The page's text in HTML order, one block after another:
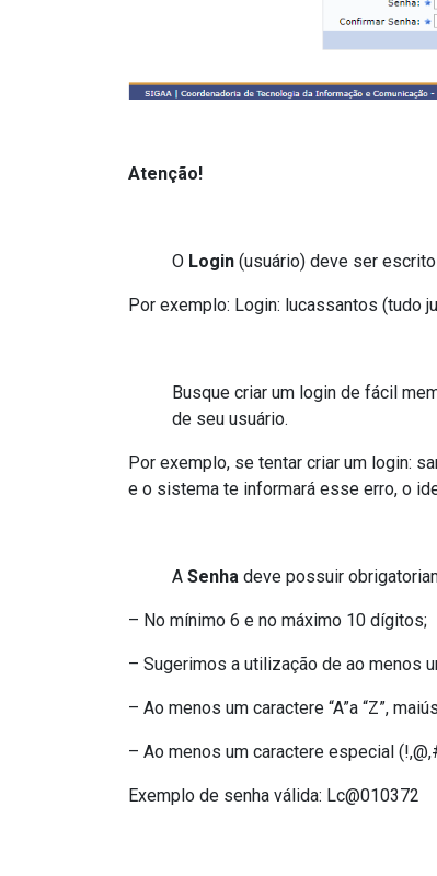
Atenção!
O Login (usuário) deve ser
Por exemplo: Login: lucassantos (tudo
Busque criar um login de fácil
de seu usuário.
Por exemplo, se tentar criar um login:
e o sistema te informará esse erro, o
A Senha deve possuir
– No mínimo 6 e no máximo 10 dígitos;
– Sugerimos a utilização de ao menos
– Ao menos um caractere “A”a “Z”,
– Ao menos um caractere especial
Exemplo de senha válida: Lc@010372